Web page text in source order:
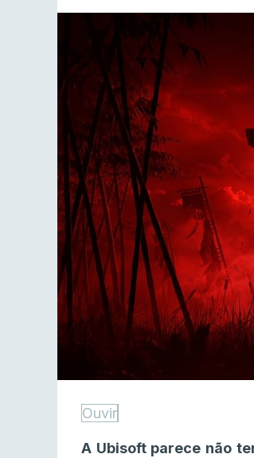
Ouvir
A Ubisoft parece não